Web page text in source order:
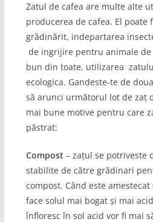
Zatul de cafea are multe alte
producerea de cafea. El poate
grădinărit, indepartarea
de ingrijire pentru animale de
bun din toate, utilizarea
ecologica. Gandeste-te de
să arunci următorul lot de zaț
mai bune motive pentru care
păstrat:
Compost – zațul se potriveste
stabilite de către grădinari
compost. Când este
face solul mai bogat și mai
înfloresc în sol acid vor fi mai